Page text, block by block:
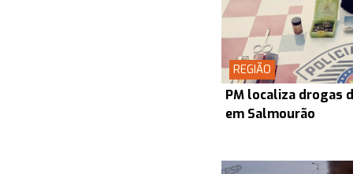
REGIÃO
PM localiza drogas
em Salmourão